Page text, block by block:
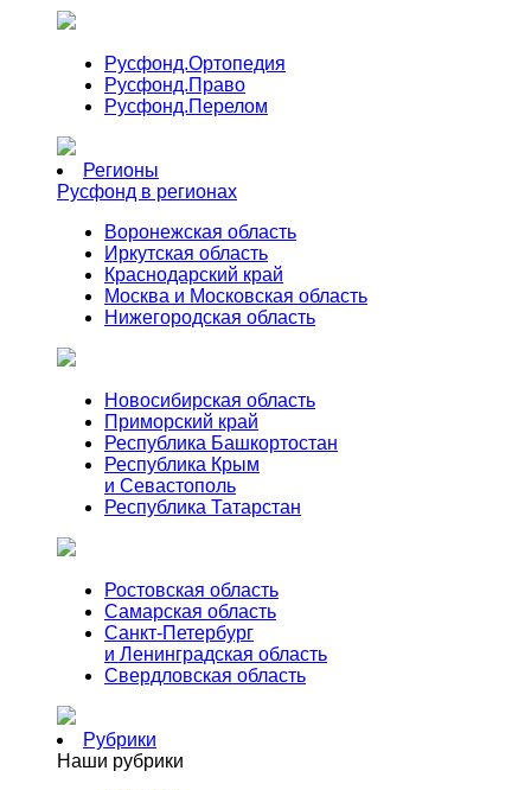
Русфонд.Ортопедия
Русфонд.Право
Русфонд.Перелом
Регионы
Русфонд в регионах
Воронежская область
Иркутская область
Краснодарский край
Москва и Московская область
Нижегородская область
Новосибирская область
Приморский край
Республика Башкортостан
Республика Крым
и Севастополь
Республика Татарстан
Ростовская область
Самарская область
Санкт-Петербург
и Ленинградская область
Свердловская область
Рубрики
Наши рубрики